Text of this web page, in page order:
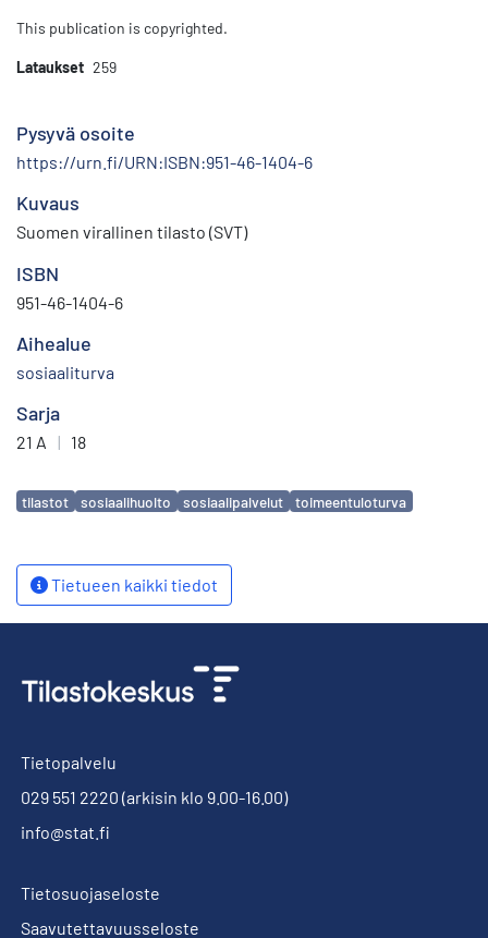
This publication is copyrighted.
Lataukset 259
Pysyvä osoite
https://urn.fi/URN:ISBN:951-46-1404-6
Kuvaus
Suomen virallinen tilasto (SVT)
ISBN
951-46-1404-6
Aihealue
sosiaaliturva
Sarja
21 A | 18
Avainsanat
tilastot sosiaalihuolto sosiaalipalvelut toimeentuloturva
Tietueen kaikki tiedot
Tietopalvelu
029 551 2220 (arkisin klo 9.00-16.00)
info@stat.fi
Tietosuojaseloste
Saavutettavuusseloste